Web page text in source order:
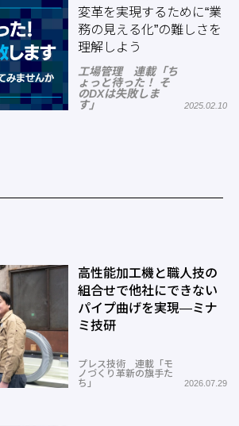
変革を実現するために“業
務の見える化”の難しさを
理解しよう
工場管理 連載「ち
ょっと待った！ そ
のDXは失敗しま
す」
2025.02.10
高性能加工機と職人技の
組合せで他社にできない
パイプ曲げを実現―ミナ
ミ技研
プレス技術 連載「モ
ノづくり革新の旗手た
ち」
2026.07.29